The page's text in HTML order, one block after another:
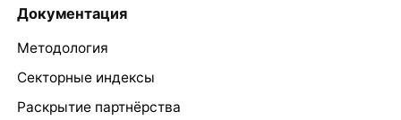
Документация
Методология
Секторные индексы
Раскрытие партнёрства